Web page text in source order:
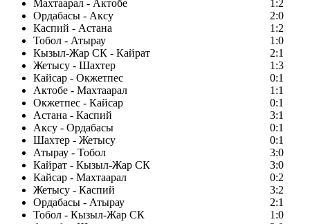
Махтаарал - Актобе
1:2
Ордабасы - Аксу
2:0
Каспий - Астана
1:2
Тобол - Атырау
1:0
Кызыл-Жар СК - Кайрат
2:1
Жетысу - Шахтер
1:3
Кайсар - Окжетпес
0:1
Актобе - Махтаарал
1:1
Окжетпес - Кайсар
0:1
Астана - Каспий
3:1
Аксу - Ордабасы
0:1
Шахтер - Жетысу
0:1
Атырау - Тобол
3:0
Кайрат - Кызыл-Жар СК
3:0
Кайсар - Махтаарал
0:2
Жетысу - Каспий
3:2
Ордабасы - Атырау
2:1
Тобол - Кызыл-Жар СК
1:0